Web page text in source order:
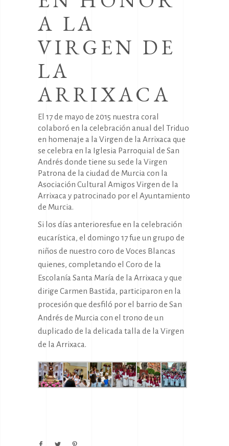
A LA
VIRGEN DE
LA
ARRIXACA
El 17 de mayo de 2015 nuestra coral
colaboró en la celebración anual del Triduo
en homenaje a la Virgen de la Arrixaca que
se celebra en la Iglesia Parroquial de San
Andrés donde tiene su sede la Virgen
Patrona de la ciudad de Murcia con la
Asociación Cultural Amigos Virgen de la
Arrixaca y patrocinado por el Ayuntamiento
de Murcia.
Si los días anterioresfue en la celebración
eucarística, el domingo 17 fue un grupo de
niños de nuestro coro de Voces Blancas
quienes, completando el Coro de la
Escolanía Santa María de la Arrixaca y que
dirige Carmen Bastida, participaron en la
procesión que desfiló por el barrio de San
Andrés de Murcia con el trono de un
duplicado de la delicada talla de la Virgen
de la Arrixaca.